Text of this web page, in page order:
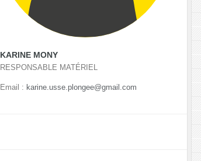
KARINE MONY
RESPONSABLE MATÉRIEL
Email : karine.usse.plongee@gmail.com